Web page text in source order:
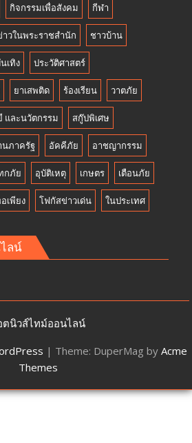
กิจกรรมเพื่อสังคม กีฬา
าวในพระราชสำนัก ชาวบ้าน
เทิง ประวัติศาสตร์
ยาเสพติด ร้องเรียน วาตภัย
และนวัตกรรม สกู๊ปพิเศษ
นภาครัฐ อัคคีภัย อาชญากรรม
กภัย อุบัติเหตุ เกษตร เตือนภัย
เพียง โฟกัสข่าวเด่น ในประเทศ
ลน์
ตนิวส์ไทม์ออนไลน์
| Theme: DuperMag by Acme
Themes